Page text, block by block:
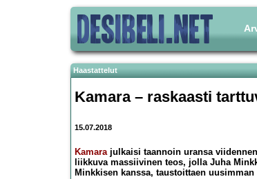
Haastattelut
Kamara – raskaasti
15.07.2018
Kamarajulkaisi taannoin uransa
liikkuva massiivinen teos, jolla Juha
Minkkisen kanssa, taustoittaen